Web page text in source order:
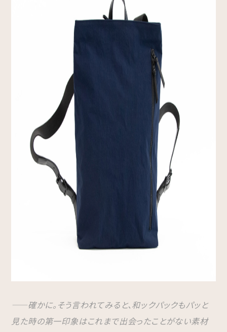
――確かに。そう言われてみると、和ックパックもパッと
見た時の第一印象はこれまで出会ったことがない素材